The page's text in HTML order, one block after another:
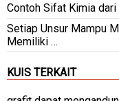
Contoh Sifat Kimia dari
Setiap Unsur Mampu
Memiliki …
KUIS TERKAIT